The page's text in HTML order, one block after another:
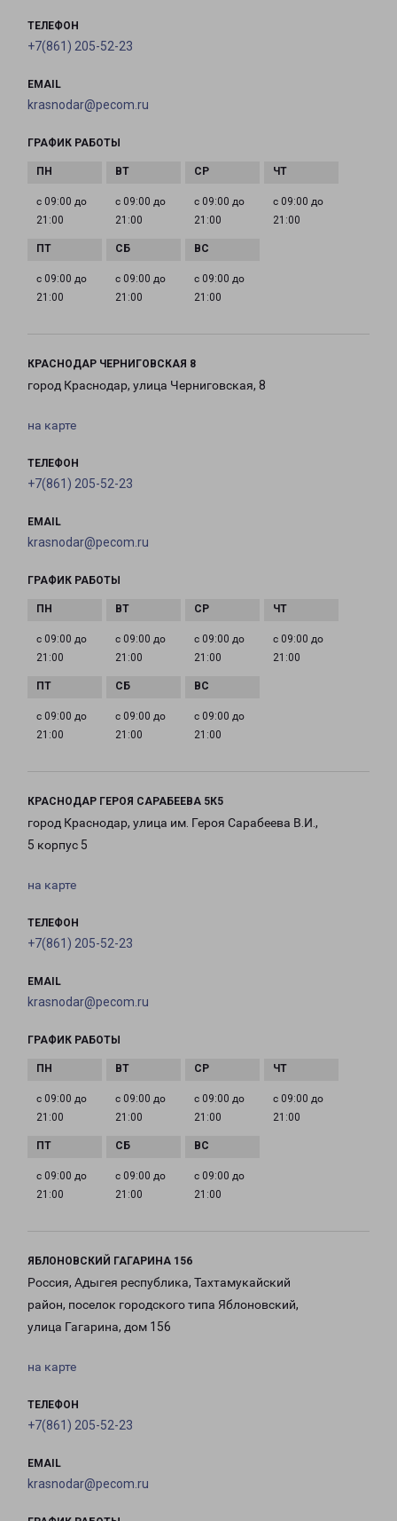
ТЕЛЕФОН
+7(861) 205-52-23
EMAIL
krasnodar@pecom.ru
ГРАФИК РАБОТЫ
с 09:00 до
21:00
с 09:00 до
21:00
с 09:00 до
21:00
с 09:00 до
21:00
с 09:00 до
21:00
с 09:00 до
21:00
с 09:00 до
21:00
КРАСНОДАР ЧЕРНИГОВСКАЯ 8
город Краснодар, улица Черниговская, 8
на карте
ТЕЛЕФОН
+7(861) 205-52-23
EMAIL
krasnodar@pecom.ru
ГРАФИК РАБОТЫ
с 09:00 до
21:00
с 09:00 до
21:00
с 09:00 до
21:00
с 09:00 до
21:00
с 09:00 до
21:00
с 09:00 до
21:00
с 09:00 до
21:00
КРАСНОДАР ГЕРОЯ САРАБЕЕВА 5К5
город Краснодар, улица им. Героя Сарабеева В.И.,
5 корпус 5
на карте
ТЕЛЕФОН
+7(861) 205-52-23
EMAIL
krasnodar@pecom.ru
ГРАФИК РАБОТЫ
с 09:00 до
21:00
с 09:00 до
21:00
с 09:00 до
21:00
с 09:00 до
21:00
с 09:00 до
21:00
с 09:00 до
21:00
с 09:00 до
21:00
ЯБЛОНОВСКИЙ ГАГАРИНА 156
Россия, Адыгея республика, Тахтамукайский
район, поселок городского типа Яблоновский,
улица Гагарина, дом 156
на карте
ТЕЛЕФОН
+7(861) 205-52-23
EMAIL
krasnodar@pecom.ru